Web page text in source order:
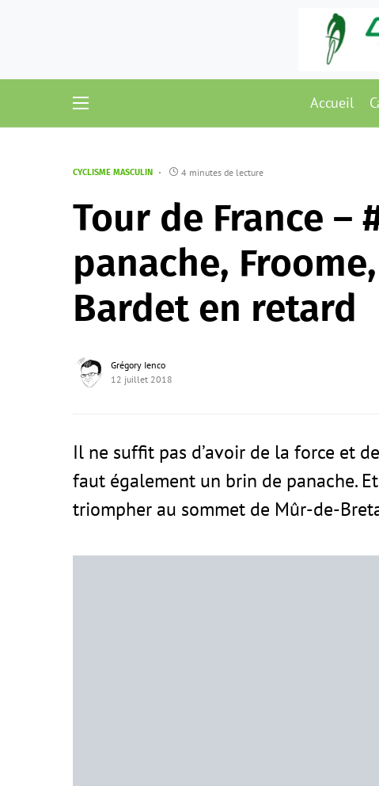
Accueil
CYCLISME MASCULIN 4 minutes de lecture
Tour de France –
panache,
Bardet en retard
Grégory Ienco
12 juillet 2018
Il ne suffit pas d’avoir de la force et
faut également un brin de panache.
triompher au sommet de Mûr-de-